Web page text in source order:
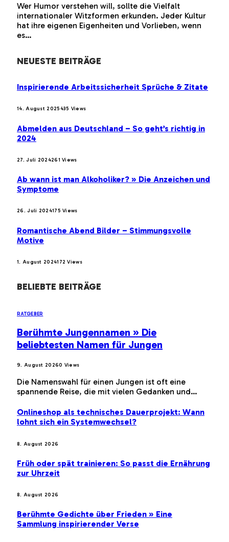
Wer Humor verstehen will, sollte die Vielfalt
internationaler Witzformen erkunden. Jeder Kultur
hat ihre eigenen Eigenheiten und Vorlieben, wenn
es…
NEUESTE BEITRÄGE
Inspirierende Arbeitssicherheit Sprüche & Zitate
14. August 2025435 Views
Abmelden aus Deutschland – So geht’s richtig in
2024
27. Juli 2024261Views
Ab wann ist man Alkoholiker? » Die Anzeichen und
Symptome
26. Juli 2024175Views
Romantische Abend Bilder – Stimmungsvolle
Motive
1. August 2024172Views
BELIEBTE BEITRÄGE
RATGEBER
Berühmte Jungennamen » Die
beliebtesten Namen für Jungen
9. August 20260 Views
Die Namenswahl für einen Jungen ist oft eine
spannende Reise, die mit vielen Gedanken und…
Onlineshop als technisches Dauerprojekt: Wann
lohnt sich ein Systemwechsel?
8. August 2026
Früh oder spät trainieren: So passt die Ernährung
zur Uhrzeit
8. August 2026
Berühmte Gedichte über Frieden » Eine
Sammlung inspirierender Verse